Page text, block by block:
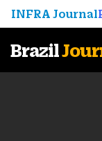
INFRA Journal
Brazil